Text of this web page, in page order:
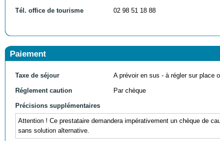
Tél. office de tourisme 02 98 51 18 88
Paiement
Taxe de séjour A prévoir en sus - à régler sur place
Réglement caution Par chèque
Précisions supplémentaires
Attention ! Ce prestataire demandera impérativement un chèque de
sans solution alternative.